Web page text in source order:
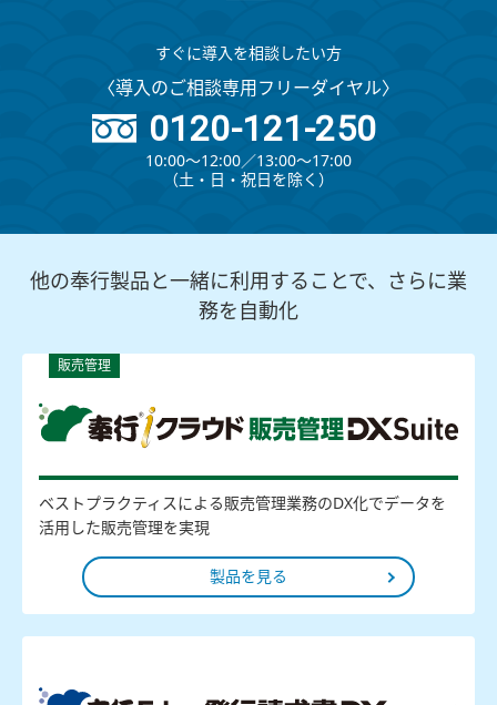
すぐに導入を相談したい方
〈導入のご相談専用フリーダイヤル〉
0120-121-250
10:00～12:00∕13:00～17:00
（⼟・⽇・祝⽇を除く）
他の奉行製品と一緒に利用することで、さらに業
務を自動化
販売管理
ベストプラクティスによる販売管理業務のDX化でデータを
活用した販売管理を実現
製品を見る